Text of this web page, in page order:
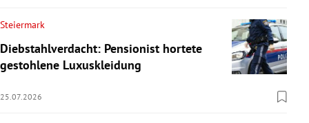
Steiermark
Diebstahlverdacht: Pensionist hortete
gestohlene Luxuskleidung
25.07.2026